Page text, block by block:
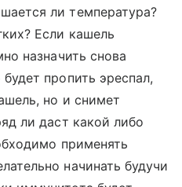
ли температура?
Если кашель
назначить снова
пропить эреспал,
но и снимет
ли даст какой либо
применять
начинать будучи